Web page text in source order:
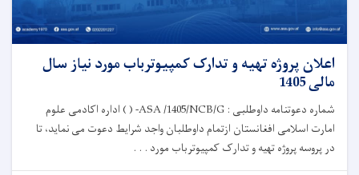
اعلان پروژه تهیه و تدارک کمپیوترباب مورد نیاز سال
مالی 1405
شماره دعوتنامه داوطلبی : ASA /1405/NCB/G- ( ) اداره اکادمی علوم
امارت اسلامی افغانستان ازتمام داوطلبان واجد شرایط دعوت می نماید، تا
در پروسه پروژه تهیه و تدارک کمپیوترباب مورد . . .